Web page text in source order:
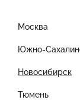
Москва
Южно-
Новосибирск
Тюмень